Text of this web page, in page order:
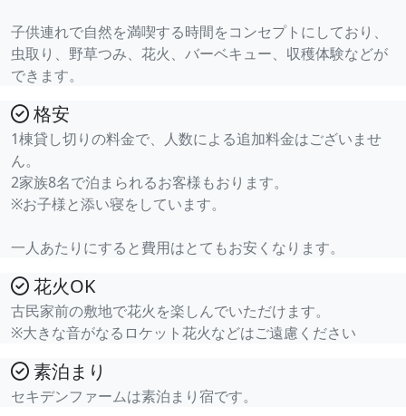
子供連れで自然を満喫する時間をコンセプトにしており、
虫取り、野草つみ、花火、バーベキュー、収穫体験などが
できます。
格安
1棟貸し切りの料金で、人数による追加料金はございませ
ん。
2家族8名で泊まられるお客様もおります。
※お子様と添い寝をしています。
一人あたりにすると費用はとてもお安くなります。
花火OK
古民家前の敷地で花火を楽しんでいただけます。
※大きな音がなるロケット花火などはご遠慮ください
素泊まり
セキデンファームは素泊まり宿です。